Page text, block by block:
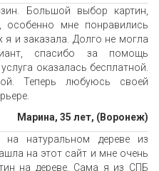
Большой выбор картин,
особенно мне понравились
я и заказала. Долго не могла
спасибо за помощь
оказалась бесплатной.
Теперь любуюсь своей
Марина, 35 лет, (Воронеж)
на натуральном дереве из
на этот сайт и мне очень
на дереве. Сама я из СПБ